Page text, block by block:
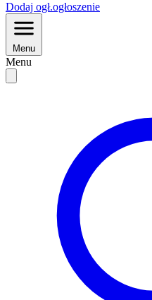
Dodaj ogł.ogłoszenie
Menu
Menu